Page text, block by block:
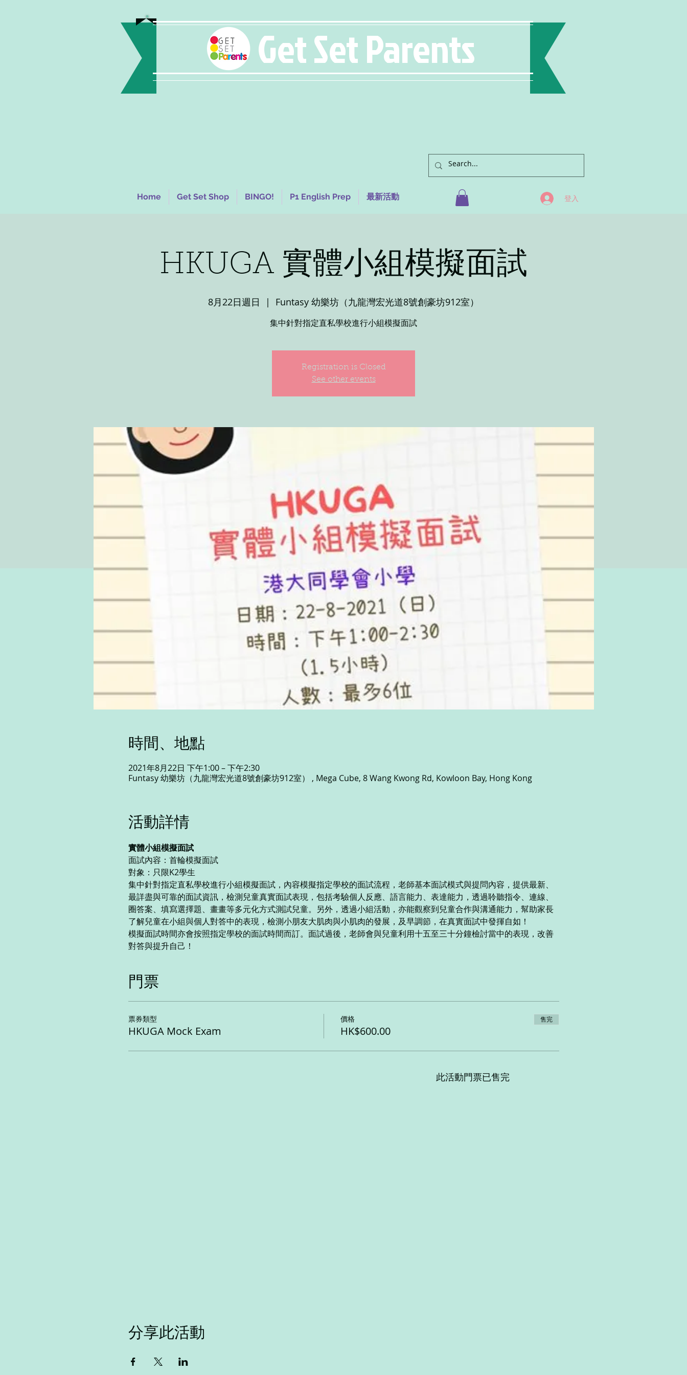
Get Set Parents
Home Get Set Shop BINGO! P1 English Prep 最新活動 登入
HKUGA 實體小組模擬面試
8月22日週日
  |
Funtasy 幼樂坊（九龍灣宏光道8號創豪坊912室）
集中針對指定直私學校進行小組模擬面試
Registration is Closed
See other events
時間、地點
2021年8月22日 下午1:00 – 下午2:30
Funtasy 幼樂坊（九龍灣宏光道8號創豪坊912室） , Mega Cube, 8 Wang Kwong Rd, Kowloon Bay, Hong Kong
活動詳情
實體小組模擬面試
面試內容：首輪模擬面試
對象：只限K2學生
集中針對指定直私學校進行小組模擬面試，內容模擬指定學校的面試流程，老師基本面試模式與提問內容，提供最新、
最詳盡與可靠的面試資訊，檢測兒童真實面試表現，包括考驗個人反應、語言能力、表達能力，透過聆聽指令、連線、
圈答案、填寫選擇題、畫畫等多元化方式測試兒童。另外，透過小組活動，亦能觀察到兒童合作與溝通能力，幫助家長
了解兒童在小組與個人對答中的表現，檢測小朋友大肌肉與小肌肉的發展，及早調節，在真實面試中發揮自如！
模擬面試時間亦會按照指定學校的面試時間而訂。面試過後，老師會與兒童利用十五至三十分鐘檢討當中的表現，改善
對答與提升自己！
門票
票券類型
HKUGA Mock Exam
價格
HK$600.00
售完
此活動門票已售完
分享此活動